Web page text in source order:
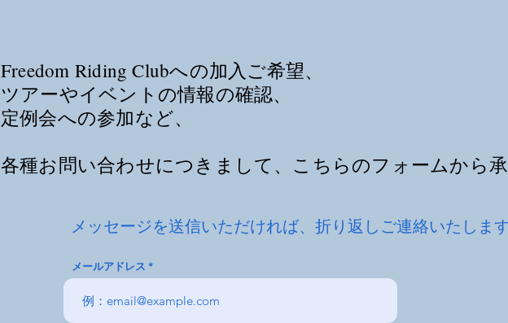
Freedom Riding Clubへの加入ご希望、
ツアーやイベントの情報の確認、
定例会への参加など、
各種お問い合わせにつきまして、こちらのフォームから承
メッセージを送信いただければ、折り返しご連絡いたします
メールアドレス